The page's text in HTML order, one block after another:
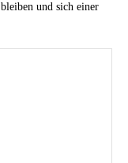
und sich einer